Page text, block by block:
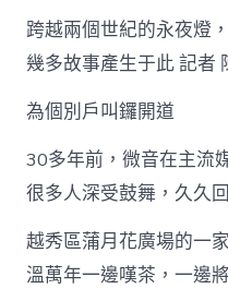
跨越兩個世紀的永夜燈
幾多故事產生于此 記者
為個別戶叫鑼開道
30多年前，微音在主流
很多人深受鼓舞，久久
越秀區蒲月花廣場的一
溫萬年一邊嘆茶，一邊